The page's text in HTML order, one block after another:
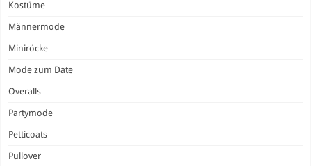
Kostüme
Männermode
Miniröcke
Mode zum Date
Overalls
Partymode
Petticoats
Pullover